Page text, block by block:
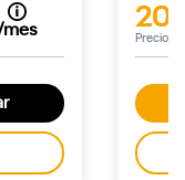
Precio